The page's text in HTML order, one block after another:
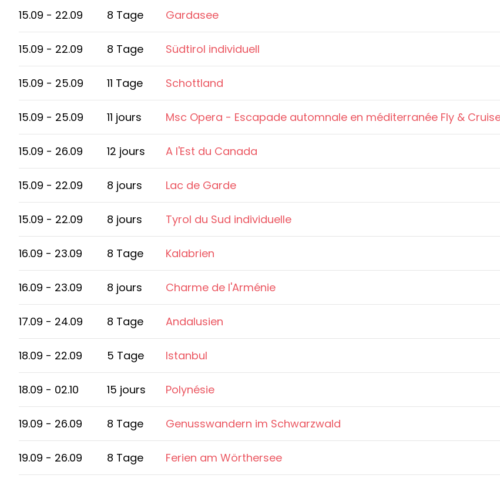
15.09 - 22.09 8 Tage Gardasee
15.09 - 22.09 8 Tage Südtirol individuell
15.09 - 25.09 11 Tage Schottland
15.09 - 25.09 11 jours Msc Opera - Escapade automnale en méditerranée Fly &
15.09 - 26.09 12 jours A l'Est du Canada
15.09 - 22.09 8 jours Lac de Garde
15.09 - 22.09 8 jours Tyrol du Sud individuelle
16.09 - 23.09 8 Tage Kalabrien
16.09 - 23.09 8 jours Charme de l'Arménie
17.09 - 24.09 8 Tage Andalusien
18.09 - 22.09 5 Tage Istanbul
18.09 - 02.10 15 jours Polynésie
19.09 - 26.09 8 Tage Genusswandern im Schwarzwald
19.09 - 26.09 8 Tage Ferien am Wörthersee